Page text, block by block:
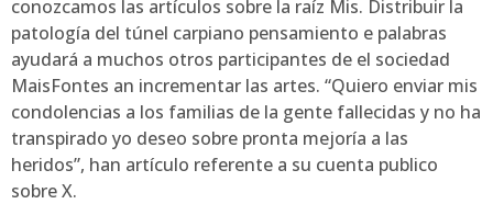
conozcamos las artículos sobre la raíz Mis. Distribuir la
patologí­a del túnel carpiano pensamiento e palabras
ayudará a muchos otros participantes de el sociedad
MaisFontes an incrementar las artes. “Quiero enviar mis
condolencias a los familias de la gente fallecidas y no ha
transpirado yo deseo sobre pronta mejoría a las
heridos”, han artículo referente a su cuenta publico
sobre X.